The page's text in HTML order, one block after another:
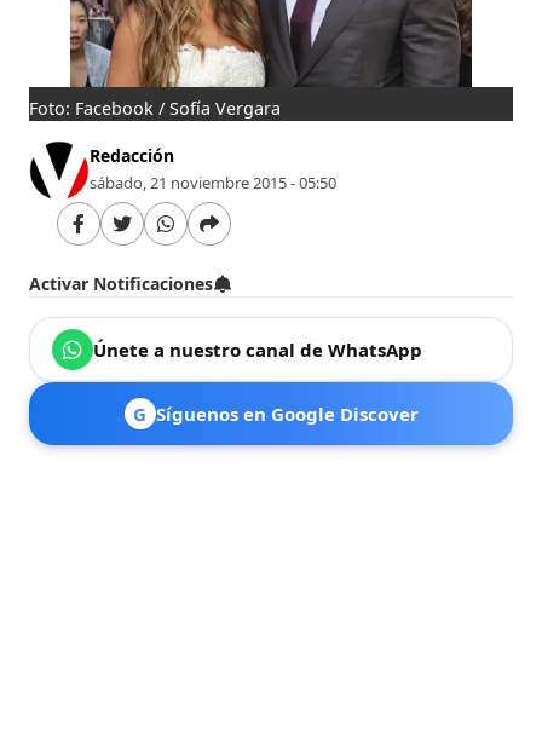
Foto: Facebook / Sofía Vergara
Redacción
sábado, 21 noviembre 2015 - 05:50
Activar Notificaciones
Únete a nuestro canal de WhatsApp
G Síguenos en Google Discover